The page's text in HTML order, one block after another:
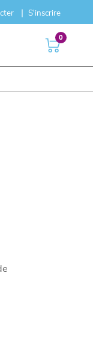
S'inscrire
0